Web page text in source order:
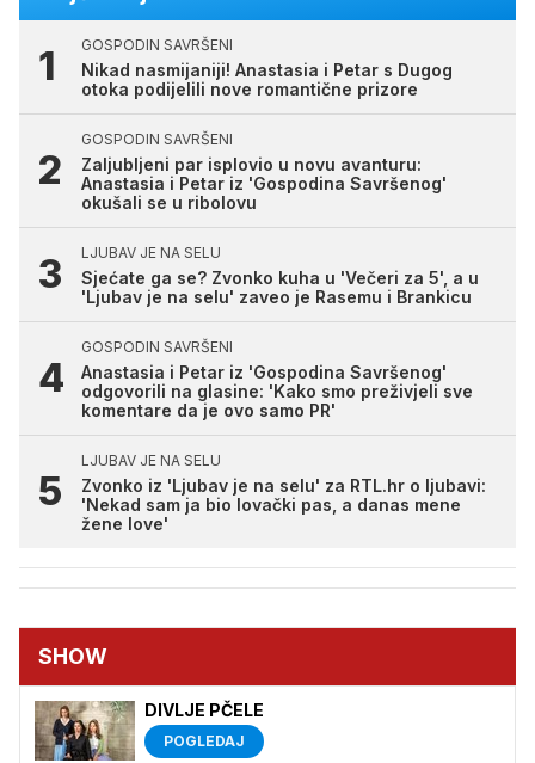
GOSPODIN SAVRŠENI
Nikad nasmijaniji! Anastasia i Petar s Dugog
otoka podijelili nove romantične prizore
GOSPODIN SAVRŠENI
Zaljubljeni par isplovio u novu avanturu:
Anastasia i Petar iz 'Gospodina Savršenog'
okušali se u ribolovu
LJUBAV JE NA SELU
Sjećate ga se? Zvonko kuha u 'Večeri za 5', a u
'Ljubav je na selu' zaveo je Rasemu i Brankicu
GOSPODIN SAVRŠENI
Anastasia i Petar iz 'Gospodina Savršenog'
odgovorili na glasine: 'Kako smo preživjeli sve
komentare da je ovo samo PR'
LJUBAV JE NA SELU
Zvonko iz 'Ljubav je na selu' za RTL.hr o ljubavi:
'Nekad sam ja bio lovački pas, a danas mene
žene love'
SHOW
DIVLJE PČELE
POGLEDAJ